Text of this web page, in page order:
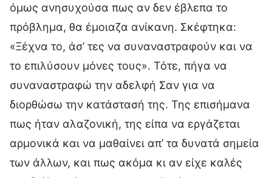
όμως ανησυχούσα πως αν δεν έβλεπα το
πρόβλημα, θα έμοιαζα ανίκανη. Σκέφτηκα:
«Ξέχνα το, άσ’ τες να συναναστραφούν και να
το επιλύσουν μόνες τους». Τότε, πήγα να
συναναστραφώ την αδελφή Σαν για να
διορθώσω την κατάστασή της. Της επισήμανα
πως ήταν αλαζονική, της είπα να εργάζεται
αρμονικά και να μαθαίνει απ’ τα δυνατά σημεία
των άλλων, και πως ακόμα κι αν είχε καλές